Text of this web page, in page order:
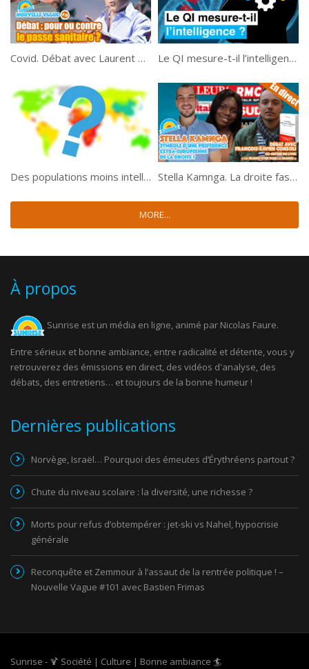
Covid. Débat avec Laurent Alexandre – Nouvelle Vague #3 Le QI mesure-t-il l’intelligence ? 🧠📏
Des populations moins intelligentes que d’autres ? 🌍📏 Stella Kamnga. La droite fascinée par les extra-européens ?
MORE...
À propos
Sunrise est un média en ligne, animé par Nicolas Faure.
Entre sérieux et bonne ambiance, entre radicalité et détente, vous y
retrouverez des émissions en direct, des vidéos d'analyse, des
débats, des entretiens… et toujours de la bonne humeur !
Dernières publications
Norvège, Israël… Pourquoi des émeutes d’Érythréens partout ?
Chute du niveau scolaire : la diversité, une richesse ?
Morts pour refus d’obtempérer : jet-ski vs Nahel, hypocrisie
générale
Reconquête et Zemmour à l’assaut de la rentrée politique ! –
Nouvelle Vague #101 avec Bastien Frimas
Sunrise - 🍹 Société | Culture | Bonne ambiance 🏄